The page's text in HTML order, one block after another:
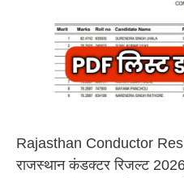
Rajasthan Conductor
राजस्थान कंडक्टर रिजल्ट